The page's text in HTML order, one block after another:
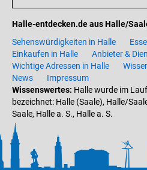
Halle-entdecken.de aus Halle/
Sehenswürdigkeiten in Halle
Einkaufen in Halle
Anbieter &
Wichtige Adressen in Halle
News
Impressum
Wissenswertes: Halle wurde im
bezeichnet: Halle (Saale), Halle/
Saale, Halle a. S., Halle a. S.